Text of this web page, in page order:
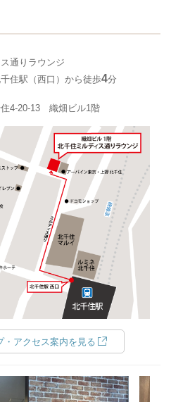
通りラウンジ
住駅（西口）から徒歩4分
4-20-13 織畑ビル1階
・アクセス案内を見る